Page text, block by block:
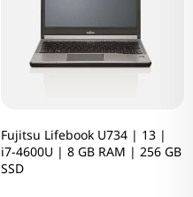
Fujitsu Lifebook U734 | 13 |
i7-4600U | 8 GB RAM | 256 GB
SSD